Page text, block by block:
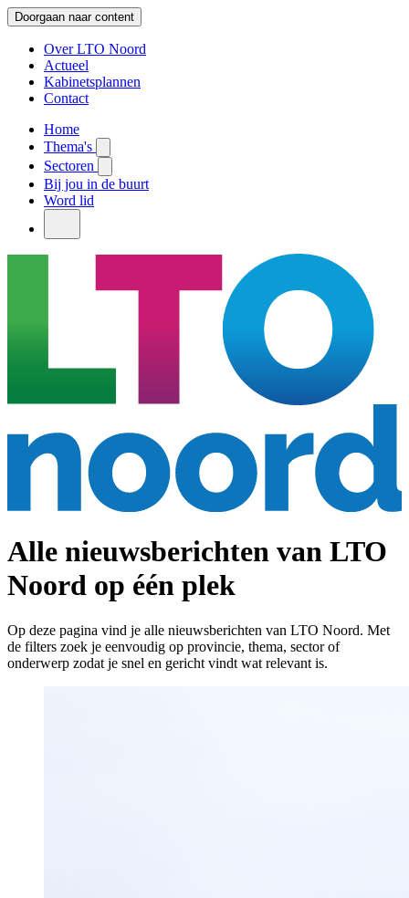
Doorgaan naar content
Over LTO Noord
Actueel
Kabinetsplannen
Contact
Home
Thema's
Sectoren
Bij jou in de buurt
Word lid
Alle nieuwsberichten van LTO
Noord op één plek
Op deze pagina vind je alle nieuwsberichten van LTO Noord. Met
de filters zoek je eenvoudig op provincie, thema, sector of
onderwerp zodat je snel en gericht vindt wat relevant is.